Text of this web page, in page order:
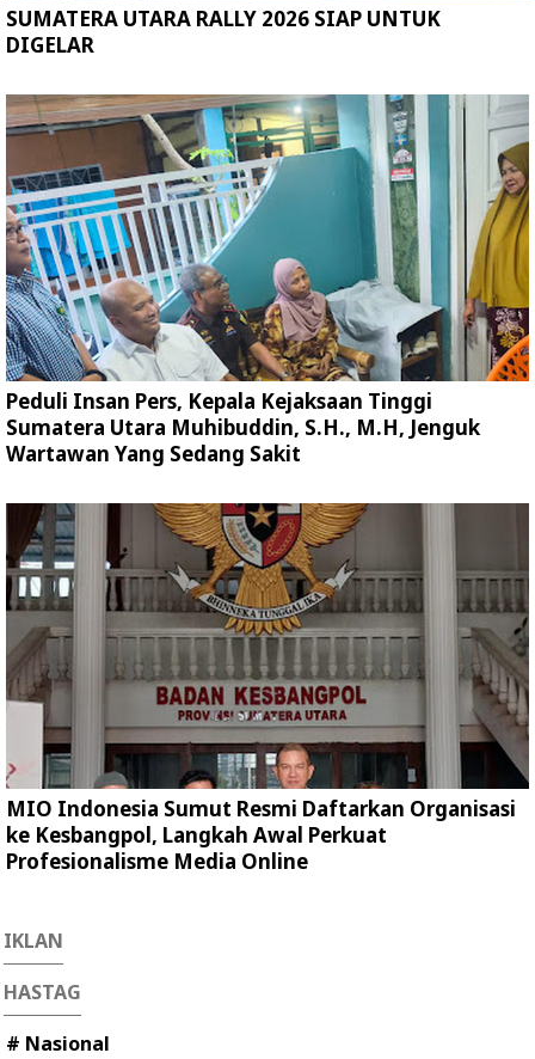
SUMATERA UTARA RALLY 2026 SIAP UNTUK
DIGELAR
Peduli Insan Pers, Kepala Kejaksaan Tinggi
Sumatera Utara Muhibuddin, S.H., M.H, Jenguk
Wartawan Yang Sedang Sakit
MIO Indonesia Sumut Resmi Daftarkan Organisasi
ke Kesbangpol, Langkah Awal Perkuat
Profesionalisme Media Online
IKLAN
HASTAG
# Nasional